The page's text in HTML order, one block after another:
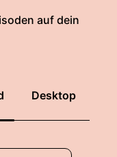
auf dein
Desktop